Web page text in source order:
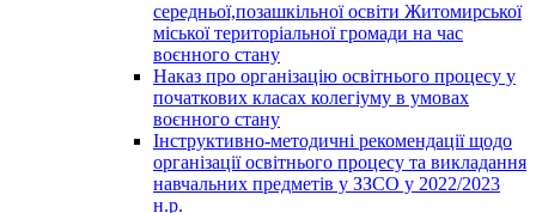
середньої,позашкільної освіти Житомирської
міської територіальної громади на час
воєнного стану
Наказ про організацію освітнього процесу у
початкових класах колегіуму в умовах
воєнного стану
Інструктивно-методичні рекомендації щодо
організації освітнього процесу та викладання
навчальних предметів у ЗЗСО у 2022/2023
н.р.